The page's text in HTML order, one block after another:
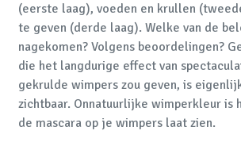
(eerste laag), voeden en krullen
te geven (derde laag). Welke van de
nagekomen? Volgens beoordelingen?
die het langdurige effect van
gekrulde wimpers zou geven, is
zichtbaar. Onnatuurlijke wimperkleur is
de mascara op je wimpers laat zien.